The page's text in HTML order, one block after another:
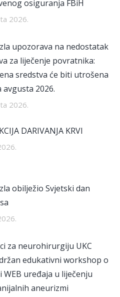
osiguranja FBiH
2026.
upozorava na nedostatak
za liječenje povratnika:
sredstva će biti utrošena
avgusta 2026.
2026.
DARIVANJA KRVI
obilježio Svjetski dan
za neurohirurgiju UKC
edukativni workshop o
WEB uređaja u liječenju
aneurizmi